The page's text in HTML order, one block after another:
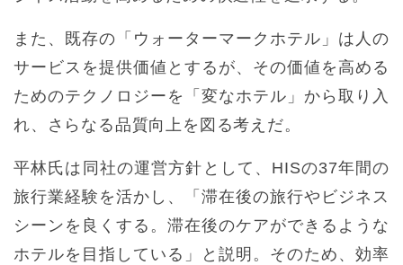
また、既存の「ウォーターマークホテル」は人の
サービスを提供価値とするが、その価値を高める
ためのテクノロジーを「変なホテル」から取り入
れ、さらなる品質向上を図る考えだ。
平林氏は同社の運営方針として、HISの37年間の
旅行業経験を活かし、「滞在後の旅行やビジネス
シーンを良くする。滞在後のケアができるような
ホテルを目指している」と説明。そのため、効率